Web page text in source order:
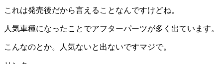
これは発売後だから言えることなんですけどね。
人気車種になったことでアフターパーツが多く出ています。
こんなのとか。人気ないと出ないですマジで。